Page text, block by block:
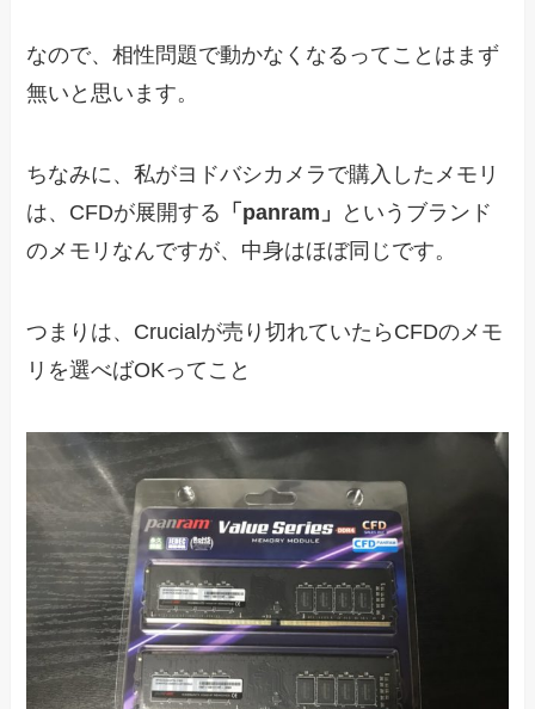
なので、相性問題で動かなくなるってことはまず
無いと思います。
ちなみに、私がヨドバシカメラで購入したメモリ
は、CFDが展開する 「panram」
というブランド
のメモリなんですが、中身はほぼ同じです。
つまりは、Crucialが売り切れていたらCFDのメモ
リを選べばOKってこと